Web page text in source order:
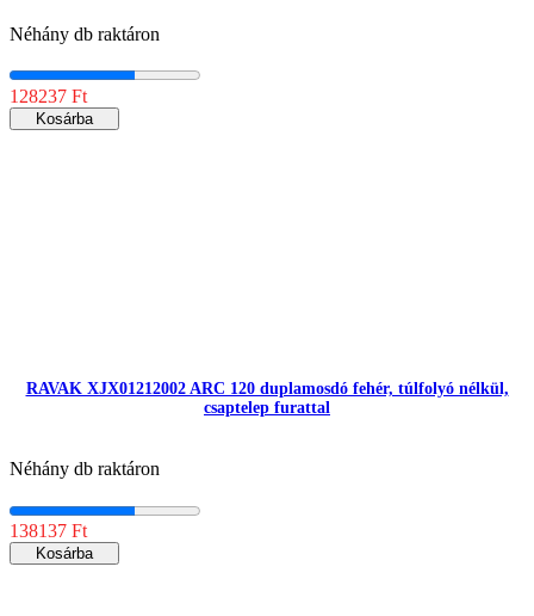
Néhány db raktáron
128237 Ft
Kosárba
RAVAK XJX01212002 ARC 120 duplamosdó fehér, túlfolyó nélkül,
csaptelep furattal
Néhány db raktáron
138137 Ft
Kosárba